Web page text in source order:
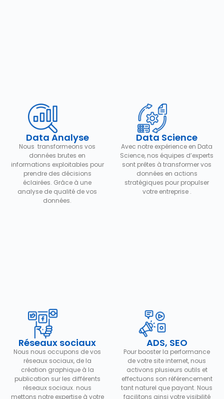
Data Analyse
Nous transformeons vos
données brutes en
informations exploitables pour
prendre des décisions
éclairées. Grâce à une
analyse de qualité de vos
données.
Data Science
Avec notre expérience en Data
Science, nos équipes d’experts
sont prêtes à transformer vos
données en actions
stratégiques pour propulser
votre entreprise .
Réseaux sociaux
Nous nous occupons de vos
réseaux sociaux, de la
création graphique à la
publication sur les différents
réseaux sociaux. nous
mettons notre expertise à votre
ADS, SEO
Pour booster la performance
de votre site internet, nous
activons plusieurs outils et
effectuons son référencement
tant naturel que payant. Nous
facilitons ainsi votre visibilité